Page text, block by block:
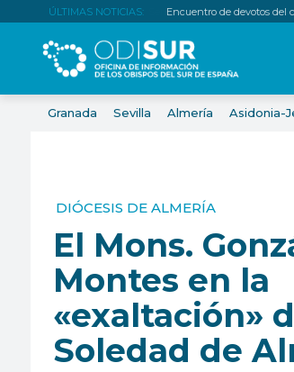
ÚLTIMAS NOTICIAS: Encuentro de devotos del
Granada Sevilla Almería Asidonia-
DIÓCESIS DE ALMERÍA
El Mons.
Montes en la
«exaltación»
Soledad de